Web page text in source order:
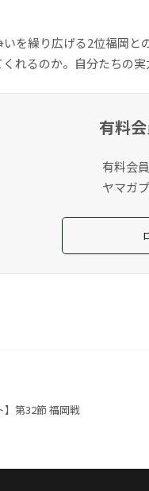
いを繰り広げる2位福岡と
れるのか。自分たちの実
有料
有料会
ヤマガ
】第32節 福岡戦